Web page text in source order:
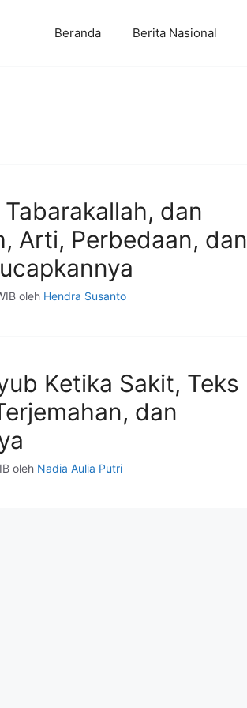
Beranda Berita Nasional
dan
Arti, Perbedaan, dan
oleh Hendra Susanto
Ketika Sakit, Teks
dan
oleh Nadia Aulia Putri